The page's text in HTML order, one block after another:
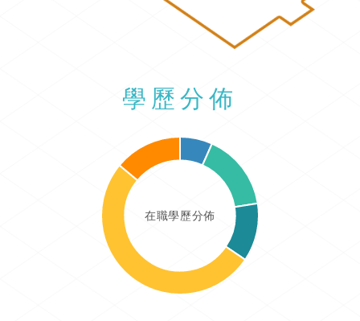
學歷分佈
在職學歷分佈